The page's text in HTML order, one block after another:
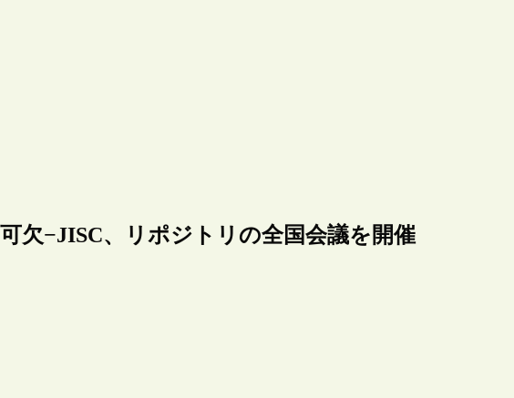
欠−JISC、リポジトリの全国会議を開催